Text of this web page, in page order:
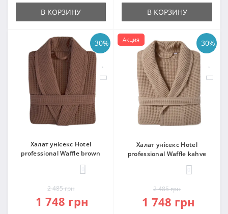
В КОРЗИНУ В КОРЗИНУ
-30%
Халат унісекс Hotel
professional Waffle brown
2 485 грн
1 748 грн
-30%
Акция
Халат унісекс Hotel
professional Waffle kahve
2 485 грн
1 748 грн